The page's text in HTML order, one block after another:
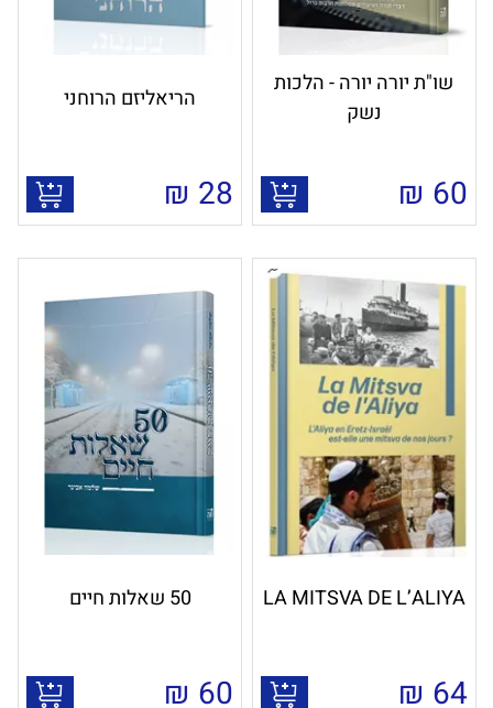
שו"ת יורה יורה - הלכות
נשק
60
₪
הריאליזם הרוחני
28
₪
LA MITSVA DE L’ALIYA
64
₪
50 שאלות חיים
60
₪